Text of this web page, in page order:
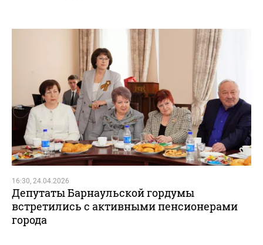
16:30, 24.04.2026
Депутаты Барнаульской гордумы
встретились с активными пенсионерами
города